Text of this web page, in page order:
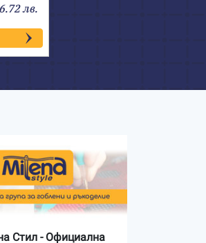
лв.
Стил - Официална